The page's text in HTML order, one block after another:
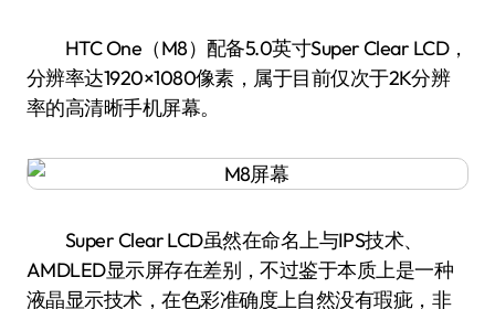
HTC One（M8）配备5.0英寸Super Clear LCD，
分辨率达1920×1080像素，属于目前仅次于2K分辨
率的高清晰手机屏幕。
Super Clear LCD虽然在命名上与IPS技术、
AMDLED显示屏存在差别，不过鉴于本质上是一种
液晶显示技术，在色彩准确度上自然没有瑕疵，非